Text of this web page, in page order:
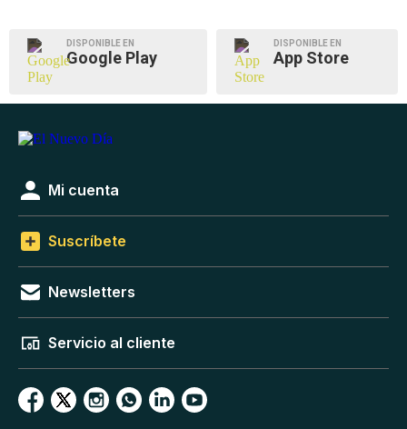
DISPONIBLE EN
Google Play
DISPONIBLE EN
App Store
Mi cuenta
Suscríbete
Newsletters
Servicio al cliente